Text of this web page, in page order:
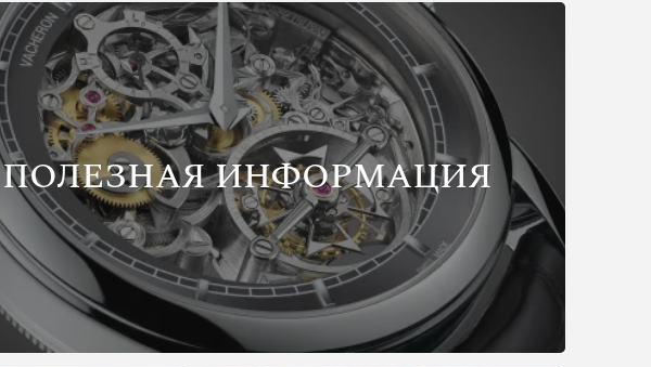
ПОЛЕЗНАЯ ИНФОРМАЦИЯ